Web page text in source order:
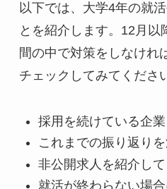
以下では、大学4年の就
とを紹介します。12月以
間の中で対策をしなけれ
チェックしてみてくださ
採用を続けている企
これまでの振り返り
非公開求人を紹介して
就活が終わらない場